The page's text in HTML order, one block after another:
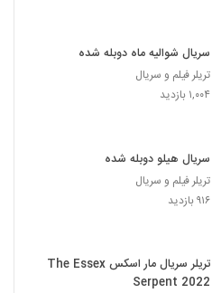
سریال شوالیه ماه دوبله شده
تریلر فیلم و سریال
۱,۰۰۴ بازدید
سریال هیلو دوبله شده
تریلر فیلم و سریال
۹۱۶ بازدید
تریلر سریال مار اسکس The Essex
Serpent 2022